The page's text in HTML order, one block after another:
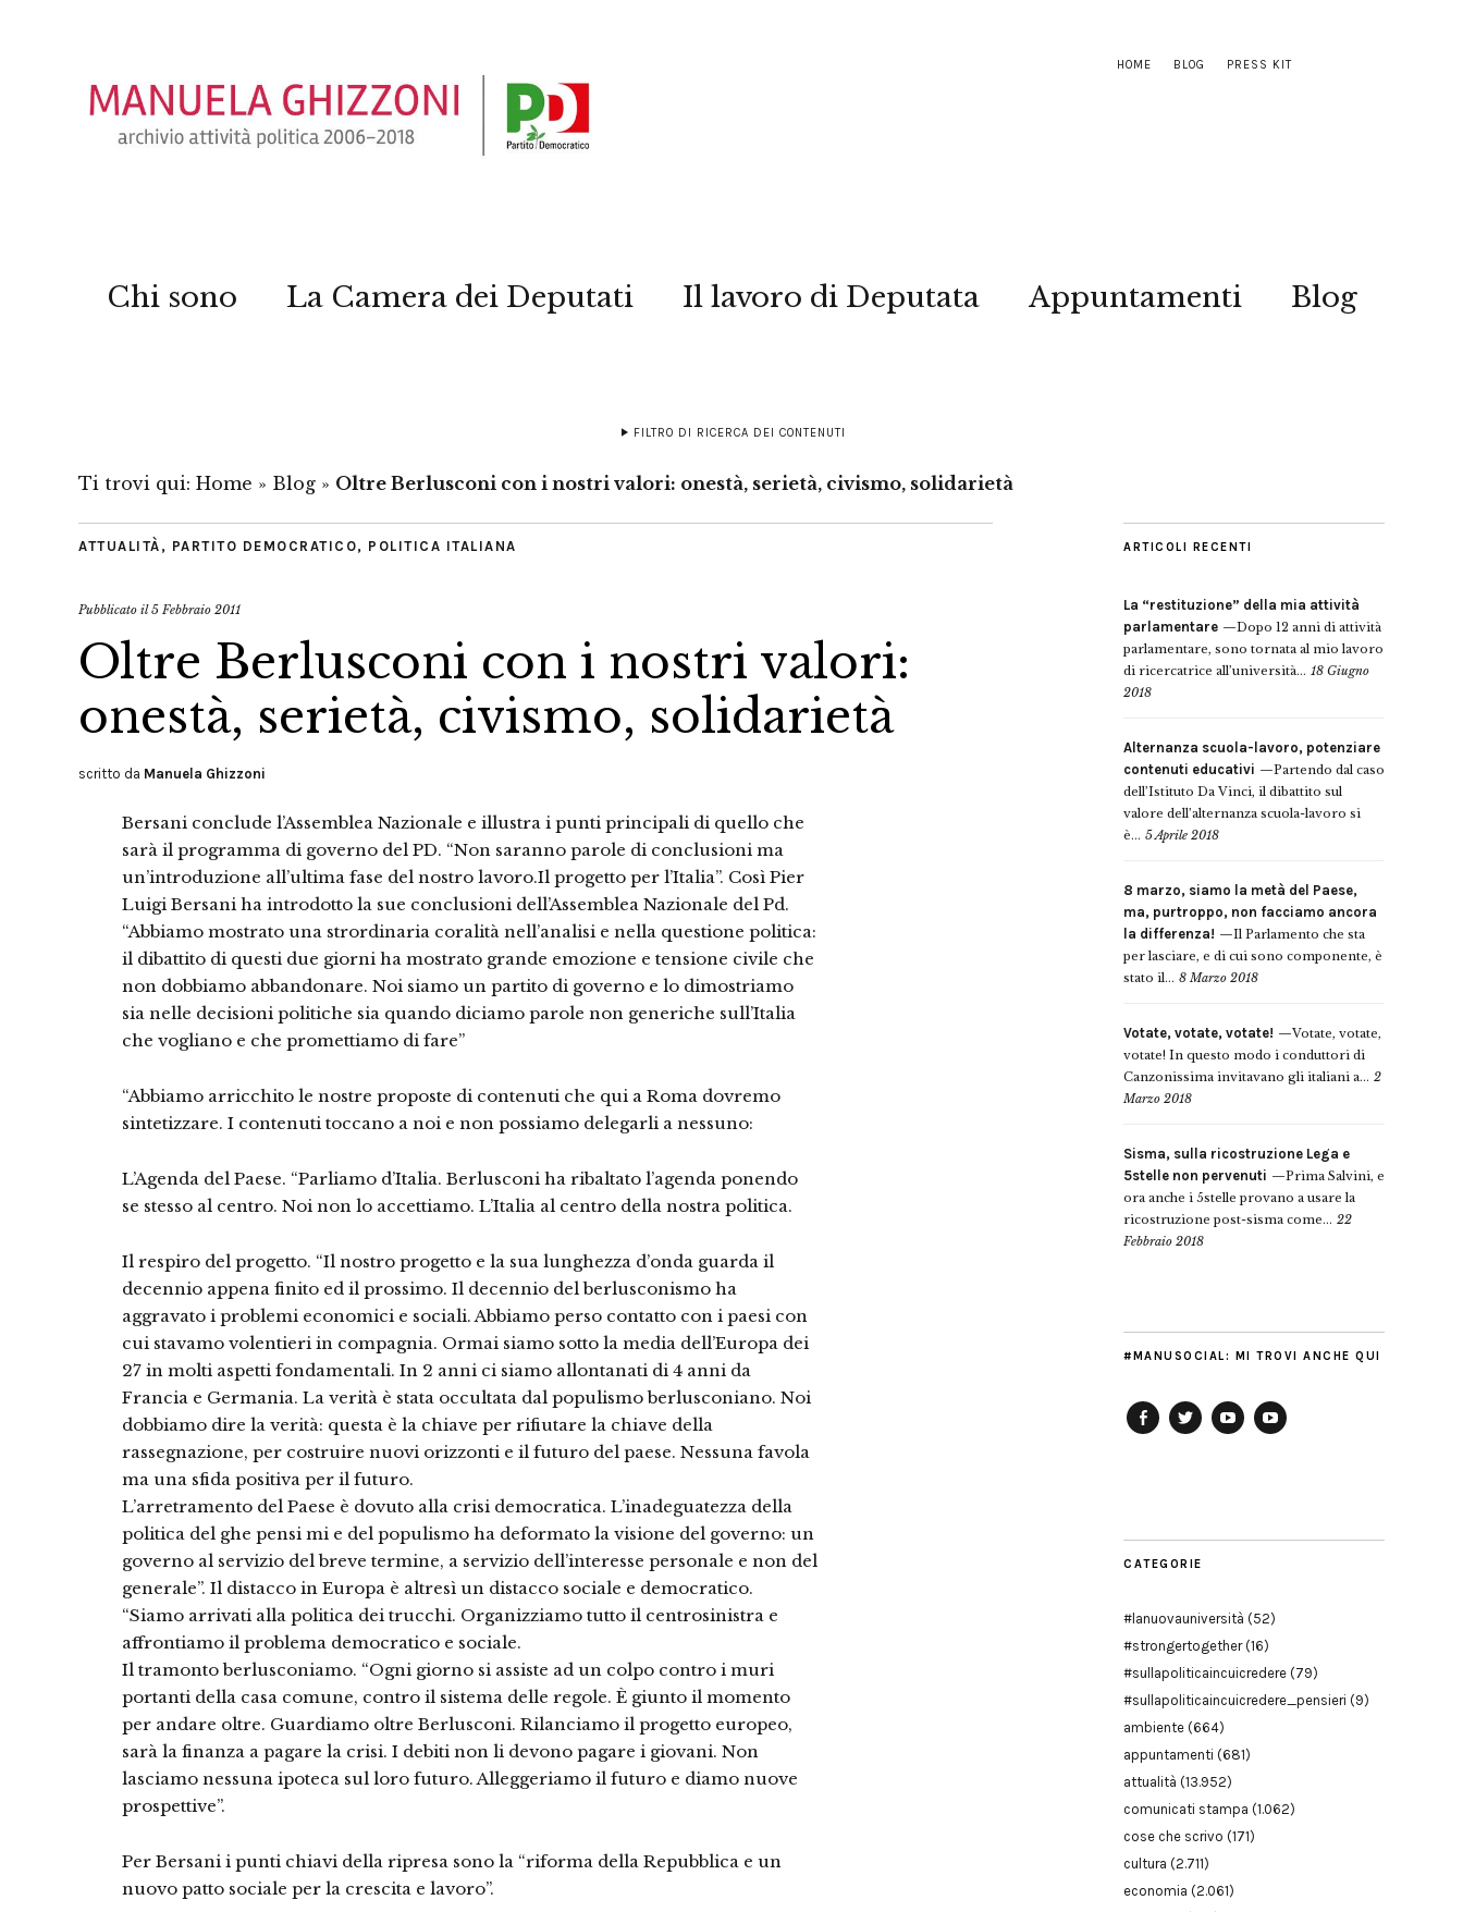
HOME BLOG PRESS KIT
Chi sono La Camera dei Deputati Il lavoro di Deputata Appuntamenti Blog
FILTRO DI RICERCA DEI CONTENUTI
Ti trovi qui: Home » Blog » Oltre Berlusconi con i nostri valori: onestà, serietà, civismo, solidarietà
ATTUALITÀ , PARTITO DEMOCRATICO, POLITICA ITALIANA
Pubblicato il5 Febbraio 2011
Oltre Berlusconi con i nostri valori:
onestà, serietà, civismo, solidarietà
scritto da Manuela Ghizzoni
Bersani conclude l’Assemblea Nazionale e illustra i punti principali di quello che
sarà il programma di governo del PD. “Non saranno parole di conclusioni ma
un’introduzione all’ultima fase del nostro lavoro.Il progetto per l’Italia”. Così Pier
Luigi Bersani ha introdotto la sue conclusioni dell’Assemblea Nazionale del Pd.
“Abbiamo mostrato una strordinaria coralità nell’analisi e nella questione politica:
il dibattito di questi due giorni ha mostrato grande emozione e tensione civile che
non dobbiamo abbandonare. Noi siamo un partito di governo e lo dimostriamo
sia nelle decisioni politiche sia quando diciamo parole non generiche sull’Italia
che vogliano e che promettiamo di fare”
“Abbiamo arricchito le nostre proposte di contenuti che qui a Roma dovremo
sintetizzare. I contenuti toccano a noi e non possiamo delegarli a nessuno:
L’Agenda del Paese. “Parliamo d’Italia. Berlusconi ha ribaltato l’agenda ponendo
se stesso al centro. Noi non lo accettiamo. L’Italia al centro della nostra politica.
Il respiro del progetto. “Il nostro progetto e la sua lunghezza d’onda guarda il
decennio appena finito ed il prossimo. Il decennio del berlusconismo ha
aggravato i problemi economici e sociali. Abbiamo perso contatto con i paesi con
cui stavamo volentieri in compagnia. Ormai siamo sotto la media dell’Europa dei
27 in molti aspetti fondamentali. In 2 anni ci siamo allontanati di 4 anni da
Francia e Germania. La verità è stata occultata dal populismo berlusconiano. Noi
dobbiamo dire la verità: questa è la chiave per rifiutare la chiave della
rassegnazione, per costruire nuovi orizzonti e il futuro del paese. Nessuna favola
ma una sfida positiva per il futuro.
L’arretramento del Paese è dovuto alla crisi democratica. L’inadeguatezza della
politica del ghe pensi mi e del populismo ha deformato la visione del governo: un
governo al servizio del breve termine, a servizio dell’interesse personale e non del
generale”. Il distacco in Europa è altresì un distacco sociale e democratico.
“Siamo arrivati alla politica dei trucchi. Organizziamo tutto il centrosinistra e
affrontiamo il problema democratico e sociale.
Il tramonto berlusconiamo. “Ogni giorno si assiste ad un colpo contro i muri
portanti della casa comune, contro il sistema delle regole. È giunto il momento
per andare oltre. Guardiamo oltre Berlusconi. Rilanciamo il progetto europeo,
sarà la finanza a pagare la crisi. I debiti non li devono pagare i giovani. Non
lasciamo nessuna ipoteca sul loro futuro. Alleggeriamo il futuro e diamo nuove
prospettive”.
Per Bersani i punti chiavi della ripresa sono la “riforma della Repubblica e un
nuovo patto sociale per la crescita e lavoro”.
ARTICOLI RECENTI
La “restituzione” della mia attività
parlamentare
Dopo 12 anni di attività
parlamentare, sono tornata al mio lavoro
di ricercatrice all’università... 18 Giugno
2018
Alternanza scuola-lavoro, potenziare
contenuti educativi
Partendo dal caso
dell’Istituto Da Vinci, il dibattito sul
valore dell’alternanza scuola-lavoro si
è... 5 Aprile 2018
8 marzo, siamo la metà del Paese,
ma, purtroppo, non facciamo ancora
la differenza!
Il Parlamento che sta
per lasciare, e di cui sono componente, è
stato il... 8 Marzo 2018
Votate, votate, votate!
Votate, votate,
votate! In questo modo i conduttori di
Canzonissima invitavano gli italiani a... 2
Marzo 2018
Sisma, sulla ricostruzione Lega e
5stelle non pervenuti
Prima Salvini, e
ora anche i 5stelle provano a usare la
ricostruzione post-sisma come... 22
Febbraio 2018
#MANUSOCIAL: MI TROVI ANCHE QUI
CATEGORIE
#lanuovauniversità (52)
#strongertogether(16)
#sullapoliticaincuicredere (79)
#sullapoliticaincuicredere_pensieri (9)
ambiente (664)
appuntamenti (681)
attualità (13.952)
comunicati stampa (1.062)
cose che scrivo (171)
cultura (2.711)
economia (2.061)